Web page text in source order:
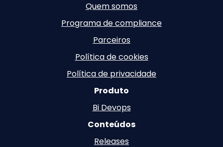
Quem somos
Programa de compliance
Parceiros
Política de cookies
Política de privacidade
Produto
Bi Devops
Conteúdos
Releases